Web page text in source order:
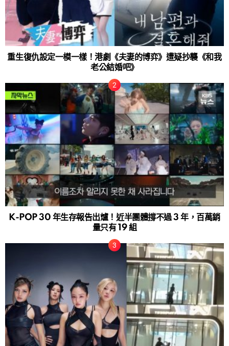
重生復仇設定一模一樣！港劇《夫妻的博弈》遭疑抄襲《和我
老公結婚吧》
K-POP 30 年生存報告出爐！近半團體撐不過 3 年，百萬銷
量只有 19 組